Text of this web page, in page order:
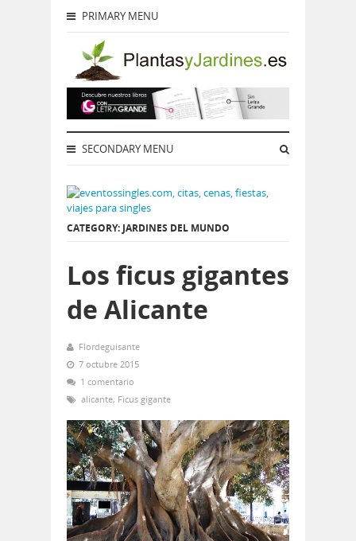
PRIMARY MENU
SECONDARY MENU
CATEGORY: JARDINES DEL MUNDO
Los ficus gigantes
de Alicante
Flordeguisante
7 octubre 2015
1 comentario
alicante, Ficus gigante